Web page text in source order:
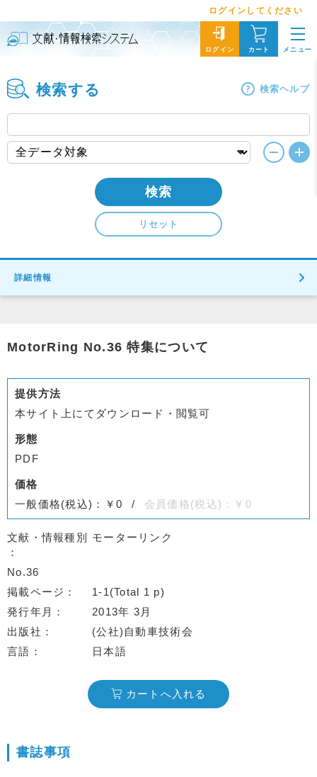
ログインしてください
ログイン カート メニュー
検索する 検索ヘルプ
検索
リセット
詳細情報
MotorRing No.36 特集について
提供方法
本サイト上にてダウンロード・閲覧可
形態
PDF
価格
一般価格(税込)：￥0
会員価格(税込)：￥0
文献・情報種別 モーターリンク
No.36
掲載ページ
1-1(Total 1 p)
発行年月
2013年 3月
出版社
(公社)自動車技術会
言語
日本語
カートへ入れる
書誌事項